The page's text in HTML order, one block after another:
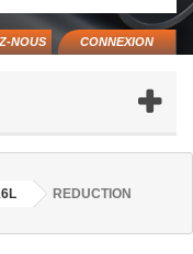
CONNEXION
NOUS
REDUCTION